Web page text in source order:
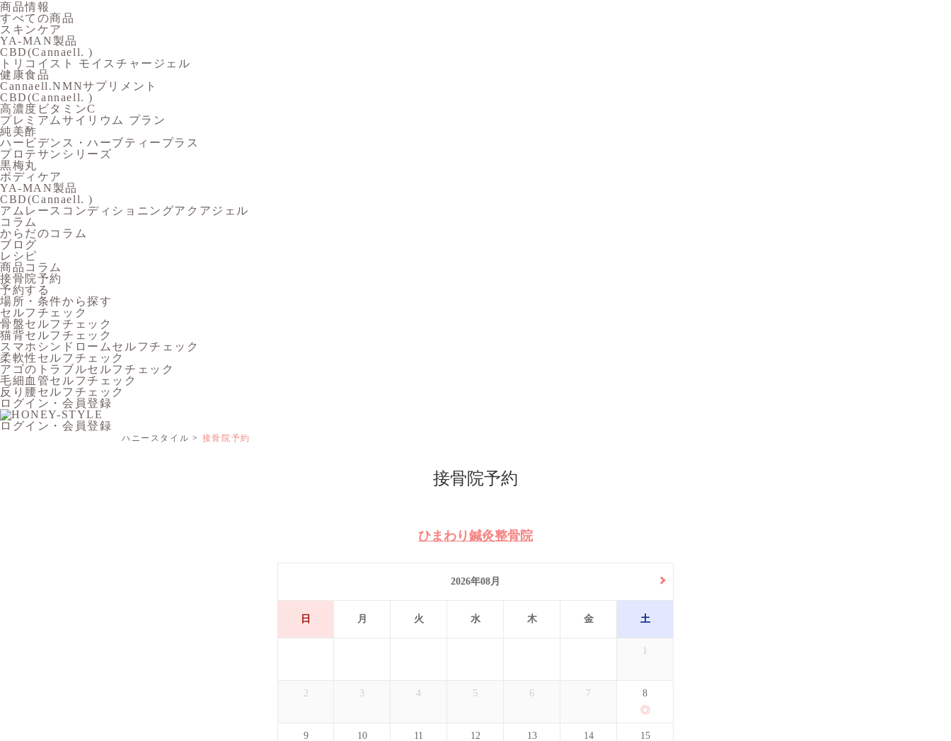
商品情報
すべての商品
スキンケア
YA-MAN製品
CBD(Cannaell. )
トリコイスト モイスチャージェル
健康食品
Cannaell.NMNサプリメント
CBD(Cannaell. )
高濃度ビタミンC
プレミアムサイリウム プラン
純美酢
ハービデンス・ハーブティープラス
プロテサンシリーズ
黒梅丸
ボディケア
YA-MAN製品
CBD(Cannaell. )
アムレースコンディショニングアクアジェル
コラム
からだのコラム
ブログ
レシピ
商品コラム
接骨院予約
予約する
場所・条件から探す
セルフチェック
骨盤セルフチェック
猫背セルフチェック
スマホシンドロームセルフチェック
柔軟性セルフチェック
アゴのトラブルセルフチェック
毛細血管セルフチェック
反り腰セルフチェック
ログイン・会員登録
ログイン・会員登録
ハニースタイル 接骨院予約
接骨院予約
ひまわり鍼灸整骨院
2026年08月
日 月 火 水 木 金 土
1
2 3 4 5 6 7 8
9 10 11 12 13 14 15